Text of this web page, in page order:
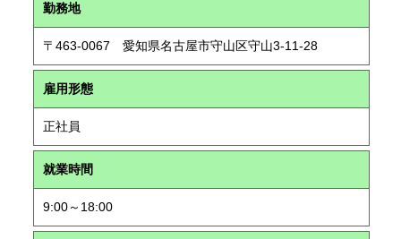
勤務地
〒463-0067 愛知県名古屋市守山区守山3-11-28
雇用形態
正社員
就業時間
9:00～18:00